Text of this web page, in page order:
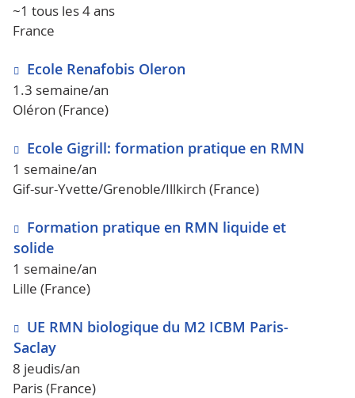
~1 tous les 4 ans
France
Ecole Renafobis Oleron
1.3 semaine/an
Oléron (France)
Ecole Gigrill: formation pratique en RMN
1 semaine/an
Gif-sur-Yvette/Grenoble/Illkirch (France)
Formation pratique en RMN liquide et
solide
1 semaine/an
Lille (France)
UE RMN biologique du M2 ICBM Paris-
Saclay
8 jeudis/an
Paris (France)